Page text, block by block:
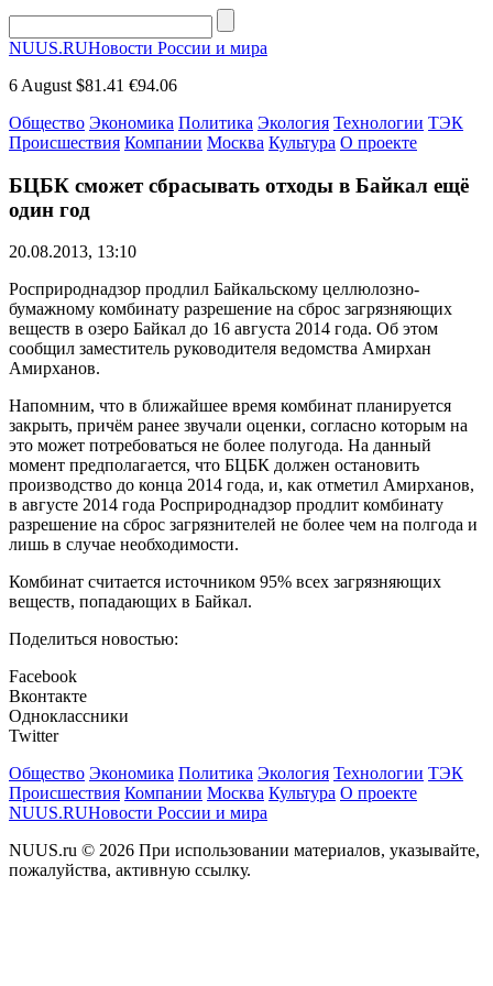
NUUS.RUНовости России и мира
6 August $81.41 €94.06
Общество Экономика Политика Экология Технологии ТЭК
Происшествия Компании Москва Культура О проекте
БЦБК сможет сбрасывать отходы в Байкал ещё
один год
20.08.2013, 13:10
Росприроднадзор продлил Байкальскому целлюлозно-
бумажному комбинату разрешение на сброс загрязняющих
веществ в озеро Байкал до 16 августа 2014 года. Об этом
сообщил заместитель руководителя ведомства Амирхан
Амирханов.
Напомним, что в ближайшее время комбинат планируется
закрыть, причём ранее звучали оценки, согласно которым на
это может потребоваться не более полугода. На данный
момент предполагается, что БЦБК должен остановить
производство до конца 2014 года, и, как отметил Амирханов,
в августе 2014 года Росприроднадзор продлит комбинату
разрешение на сброс загрязнителей не более чем на полгода и
лишь в случае необходимости.
Комбинат считается источником 95% всех загрязняющих
веществ, попадающих в Байкал.
Поделиться новостью:
Facebook
Вконтакте
Одноклассники
Twitter
Общество Экономика Политика Экология Технологии ТЭК
Происшествия Компании Москва Культура О проекте
NUUS.RUНовости России и мира
NUUS.ru © 2026 При использовании материалов, указывайте,
пожалуйства, активную ссылку.